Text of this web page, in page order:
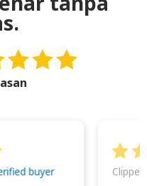
buyer